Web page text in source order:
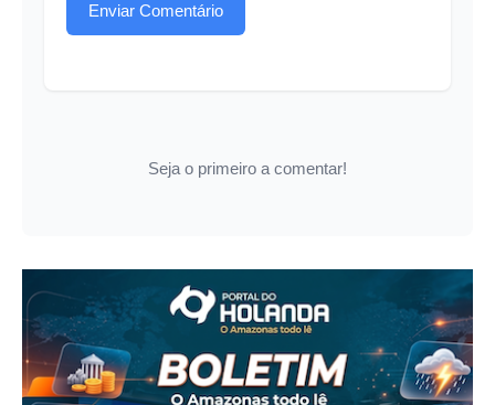
Enviar Comentário
Seja o primeiro a comentar!